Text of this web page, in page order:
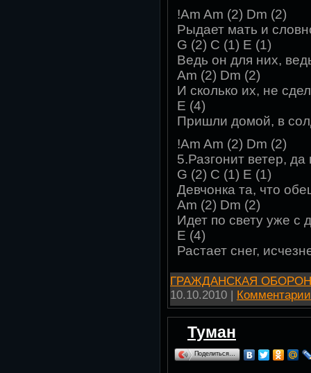
!Am Am (2) Dm (2)
Рыдает мать и
G (2) C (1) E (1)
Ведь он для них,
Am (2) Dm (2)
И сколько их, не
E (4)
Пришли домой, в
!Am Am (2) Dm (2)
5.Разгонит ветер,
G (2) C (1) E (1)
Девчонка та, что
Am (2) Dm (2)
Идет по свету уже с
E (4)
Растает снег,
ГРАЖДАНСКАЯ
10.10.2010
Туман
Поделиться…